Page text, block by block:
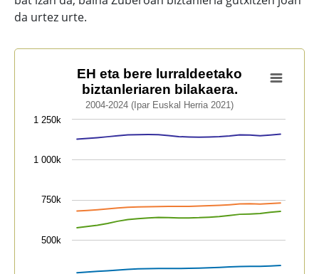
da urtez urte.
EH eta bere lurraldeetako biztanleriaren bilakaera.
Line chart with 7 lines.
2004-2024 (Ipar Euskal Herria 2021)
View as data table, EH eta bere lurraldeetako
The chart has 1 Y axis displaying values. Data ranges
EH eta bere lurraldeetako
biztanleriaren bilakaera.
2004-2024 (Ipar Euskal Herria 2021)
500k
750k
1 000k
1 250k